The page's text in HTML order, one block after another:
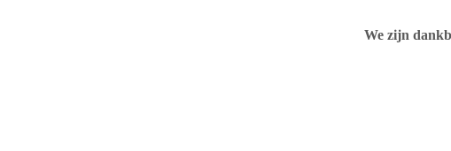
We zijn